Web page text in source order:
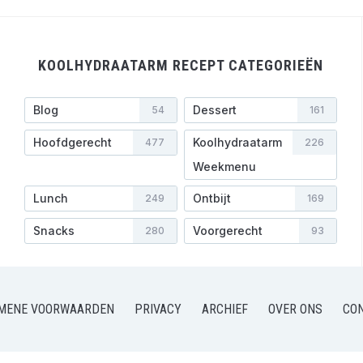
KOOLHYDRAATARM RECEPT CATEGORIEËN
Blog 54 Dessert 161
Hoofdgerecht 477
Koolhydraatarm
Weekmenu
226
Lunch 249 Ontbijt 169
Snacks 280 Voorgerecht 93
VOORWAARDEN PRIVACY ARCHIEF OVER ONS